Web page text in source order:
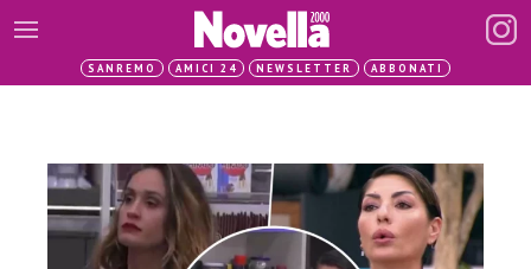
SANREMO AMICI 24 NEWSLETTER ABBONATI